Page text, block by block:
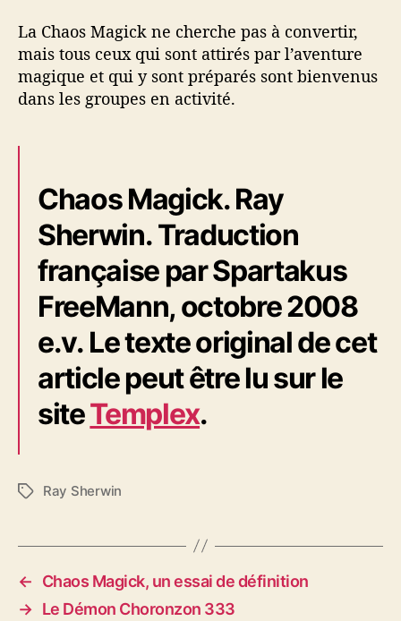
La Chaos Magick ne cherche pas à convertir,
mais tous ceux qui sont attirés par l’aventure
magique et qui y sont préparés sont bienvenus
dans les groupes en activité.
Chaos Magick. Ray
Sherwin. Traduction
française par Spartakus
FreeMann, octobre 2008
e.v. Le texte original de cet
article peut être lu sur le
siteTemplex.
É
q
e
t
Ray Sherwin
←
Chaos Magick, un essai de définition
→ Le Démon Choronzon 333